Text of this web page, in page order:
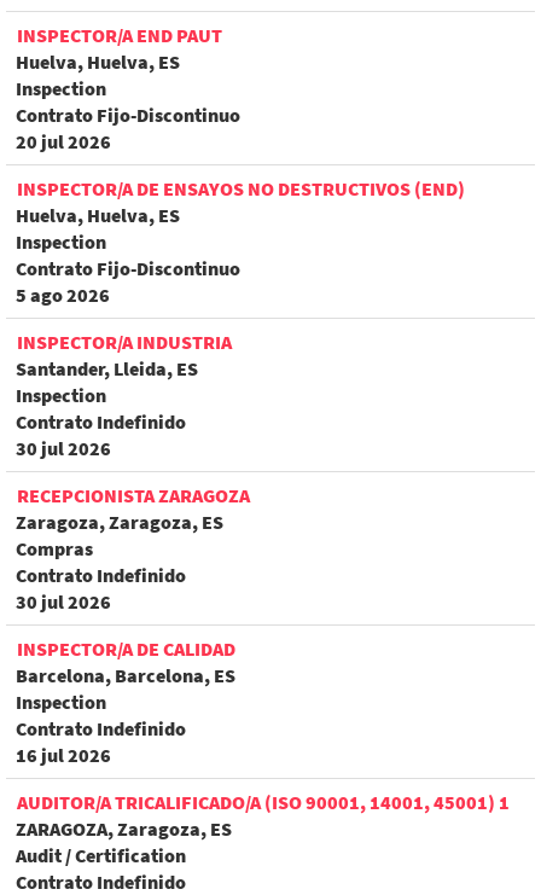
INSPECTOR/A END PAUT
Huelva, Huelva, ES
Inspection
Contrato Fijo-Discontinuo
20 jul 2026
INSPECTOR/A DE ENSAYOS NO DESTRUCTIVOS (END)
Huelva, Huelva, ES
Inspection
Contrato Fijo-Discontinuo
5 ago 2026
INSPECTOR/A INDUSTRIA
Santander, Lleida, ES
Inspection
Contrato Indefinido
30 jul 2026
RECEPCIONISTA ZARAGOZA
Zaragoza, Zaragoza, ES
Compras
Contrato Indefinido
30 jul 2026
INSPECTOR/A DE CALIDAD
Barcelona, Barcelona, ES
Inspection
Contrato Indefinido
16 jul 2026
AUDITOR/A TRICALIFICADO/A (ISO 90001, 14001, 45001) 1
ZARAGOZA, Zaragoza, ES
Audit / Certification
Contrato Indefinido